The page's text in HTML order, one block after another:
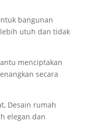
bangunan
utuh dan tidak
menciptakan
secara
Desain rumah
elegan dan